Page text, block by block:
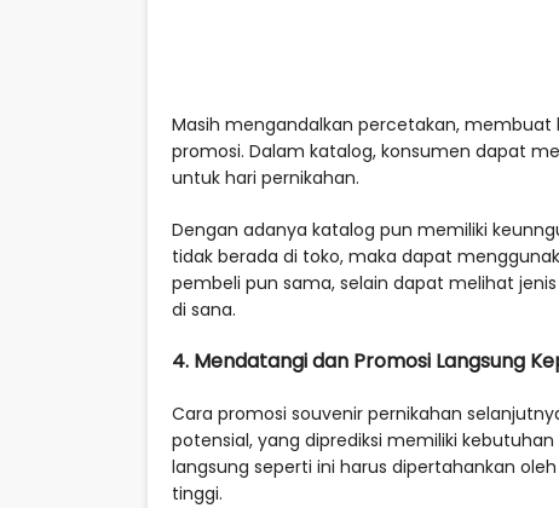
Masih mengandalkan percetakan,
promosi. Dalam katalog, konsumen dapat
untuk hari pernikahan.
Dengan adanya katalog pun memiliki
tidak berada di toko, maka dapat
pembeli pun sama, selain dapat melihat
di sana.
4. Mendatangi dan Promosi Langsung
Cara promosi souvenir pernikahan
potensial, yang diprediksi memiliki
langsung seperti ini harus dipertahankan
tinggi.